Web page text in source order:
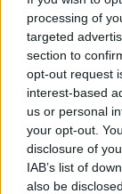
processing of
targeted
section to
opt-out request
interest-based
us or personal
your opt-out.
disclosure of
IAB’s list of
also be
Eksisterende
Abo. nr eller e-post
Passord
Logg inn
Har du ikkje
Bli abonnent